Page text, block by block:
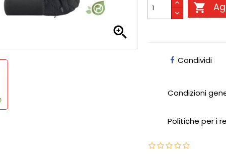


Condividi
Condizioni
Politiche per i